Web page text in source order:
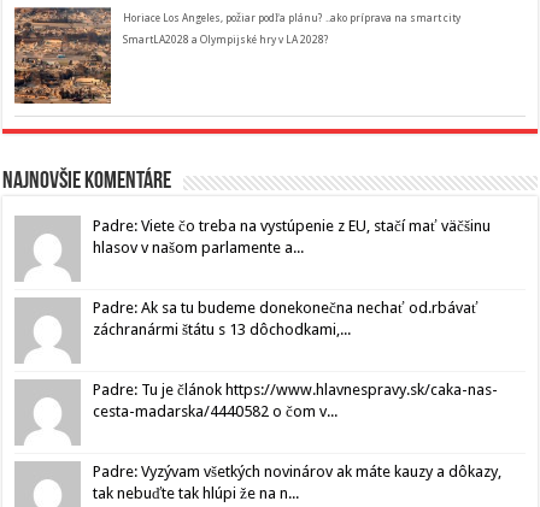
Horiace Los Angeles, požiar podľa plánu? ..ako príprava na smart city
SmartLA2028 a Olympijské hry v LA 2028?
Najnovšie komentáre
Padre: Viete čo treba na vystúpenie z EU, stačí mať väčšinu
hlasov v našom parlamente a...
Padre: Ak sa tu budeme donekonečna nechať od.rbávať
záchranármi štátu s 13 dôchodkami,...
Padre: Tu je článok https://www.hlavnespravy.sk/caka-nas-
cesta-madarska/4440582 o čom v...
Padre: Vyzývam všetkých novinárov ak máte kauzy a dôkazy,
tak nebuďte tak hlúpi že na n...